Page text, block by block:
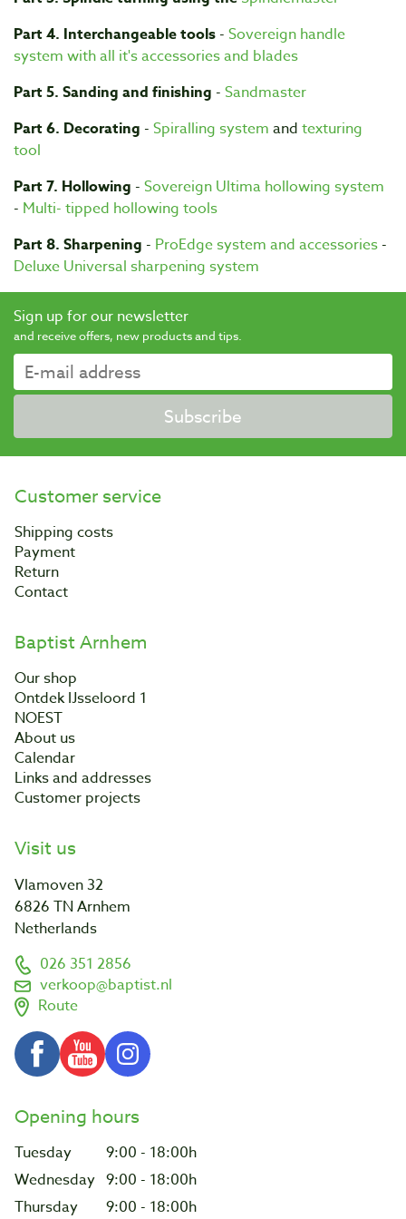
Part 4. Interchangeable tools - Sovereign handle
system with all it's accessories and blades
Part 5. Sanding and finishing - Sandmaster
Part 6. Decorating - Spiralling system and texturing
tool
Part 7. Hollowing - Sovereign Ultima hollowing system
- Multi- tipped hollowing tools
Part 8. Sharpening - ProEdge system and accessories -
Deluxe Universal sharpening system
Sign up for our newsletter
and receive offers, new products and tips.
Subscribe
Customer service
Shipping costs
Payment
Return
Contact
Baptist Arnhem
Our shop
Ontdek IJsseloord 1
NOEST
About us
Calendar
Links and addresses
Customer projects
Visit us
Vlamoven 32
6826 TN Arnhem
Netherlands
026 351 2856
verkoop@baptist.nl
Route
Opening hours
Tuesday
9:00 - 18:00h
Wednesday 9:00 - 18:00h
Thursday
9:00 - 18:00h